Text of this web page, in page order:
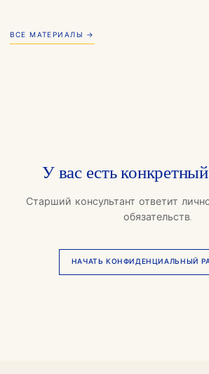
ВСЕ МАТЕРИАЛЫ →
У вас есть
Старший консультант ответит
обязательств.
НАЧАТЬ КОНФИДЕНЦИАЛЬНЫЙ